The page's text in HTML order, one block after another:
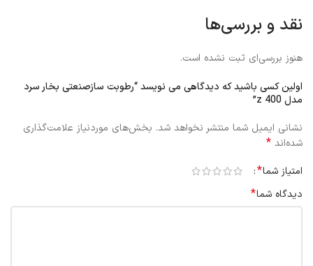
نقد و بررسی‌ها
هنوز بررسی‌ای ثبت نشده است.
اولین کسی باشید که دیدگاهی می نویسد “رطوبت سازصنعتی بخار سرد
مدل z 400”
نشانی ایمیل شما منتشر نخواهد شد. بخش‌های موردنیاز علامت‌گذاری
شده‌اند *
امتیاز شما*
دیدگاه شما*